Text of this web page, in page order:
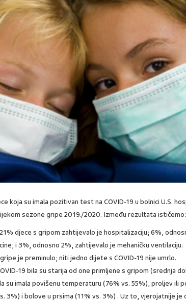
koja su imala pozitivan test na COVID-19 u bolnici U.S.
sezone gripe 2019./2020. Između rezultata ističemo:
djece s gripom zahtijevalo je hospitalizaciju; 6%,
i 3%, odnosno 2%, zahtijevalo je mehaničku ventilaciju.
je preminulo; niti jedno dijete s COVID-19 nije umrlo.
19 bila su starija od one primljene s gripom (srednja
su imala povišenu temperaturu (76% vs. 55%), proljev ili
3%) i bolove u prsima (11% vs. 3%) . Uz to, vjerojatnije je